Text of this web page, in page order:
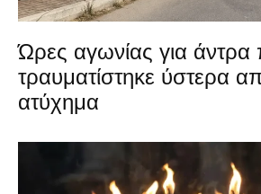
Ώρες αγωνίας για άντρα
τραυματίστηκε ύστερα
ατύχημα